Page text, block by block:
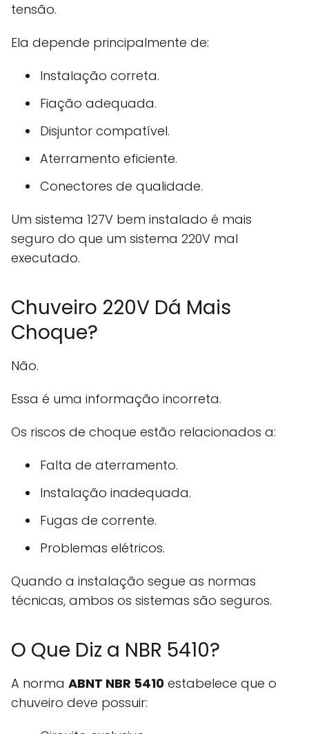
tensão.
Ela depende principalmente de:
Instalação correta.
Fiação adequada.
Disjuntor compatível.
Aterramento eficiente.
Conectores de qualidade.
Um sistema 127V bem instalado é mais
seguro do que um sistema 220V mal
executado.
Chuveiro 220V Dá Mais
Choque?
Não.
Essa é uma informação incorreta.
Os riscos de choque estão relacionados a:
Falta de aterramento.
Instalação inadequada.
Fugas de corrente.
Problemas elétricos.
Quando a instalação segue as normas
técnicas, ambos os sistemas são seguros.
O Que Diz a NBR 5410?
A norma ABNT NBR 5410 estabelece que o
chuveiro deve possuir: